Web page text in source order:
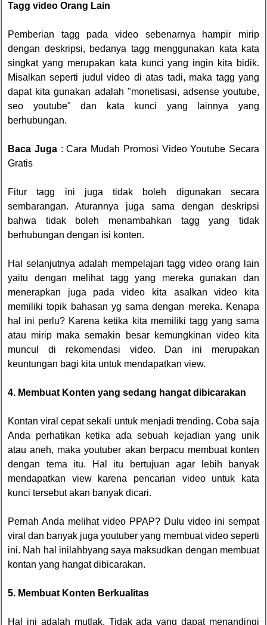
Tagg video Orang Lain
Pemberian tagg pada video sebenarnya hampir mirip
dengan deskripsi, bedanya tagg menggunakan kata kata
singkat yang merupakan kata kunci yang ingin kita bidik.
Misalkan seperti judul video di atas tadi, maka tagg yang
dapat kita gunakan adalah "monetisasi, adsense youtube,
seo youtube" dan kata kunci yang lainnya yang
berhubungan.
Baca Juga:Cara Mudah Promosi Video Youtube Secara
Gratis
Fitur tagg ini juga tidak boleh digunakan secara
sembarangan. Aturannya juga sama dengan deskripsi
bahwa tidak boleh menambahkan tagg yang tidak
berhubungan dengan isi konten.
Hal selanjutnya adalah mempelajari tagg video orang lain
yaitu dengan melihat tagg yang mereka gunakan dan
menerapkan juga pada video kita asalkan video kita
memiliki topik bahasan yg sama dengan mereka. Kenapa
hal ini perlu? Karena ketika kita memiliki tagg yang sama
atau mirip maka semakin besar kemungkinan video kita
muncul di rekomendasi video. Dan ini merupakan
keuntungan bagi kita untuk mendapatkan view.
4. Membuat Konten yang sedang hangat dibicarakan
Kontan viral cepat sekali untuk menjadi trending. Coba saja
Anda perhatikan ketika ada sebuah kejadian yang unik
atau aneh, maka youtuber akan berpacu membuat konten
dengan tema itu. Hal itu bertujuan agar lebih banyak
mendapatkan view karena pencarian video untuk kata
kunci tersebut akan banyak dicari.
Pernah Anda melihat video PPAP? Dulu video ini sempat
viral dan banyak juga youtuber yang membuat video seperti
ini. Nah hal inilahbyang saya maksudkan dengan membuat
kontan yang hangat dibicarakan.
5. Membuat Konten Berkualitas
Hal ini adalah mutlak. Tidak ada yang dapat menandingi